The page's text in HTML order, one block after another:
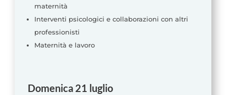
maternità
Interventi psicologici e collaborazioni con altri
professionisti
Maternità e lavoro
Domenica 21 luglio